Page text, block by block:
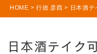
HOME > 行徳 彦酉 > 日本酒
日本酒テイク